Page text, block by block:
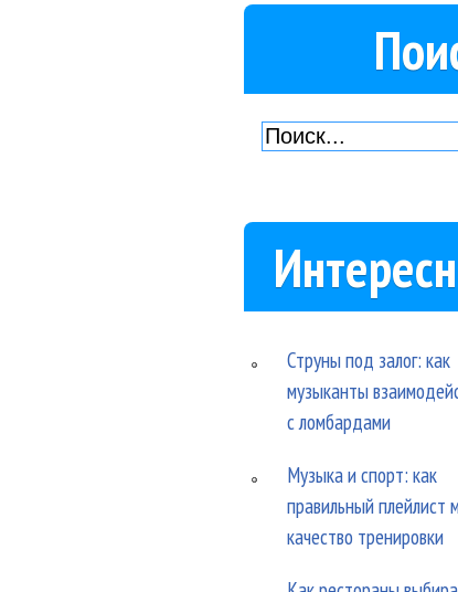
Струны под залог: как
музыканты
с ломбардами
Музыка и спорт: как
правильный плейлист
качество тренировки